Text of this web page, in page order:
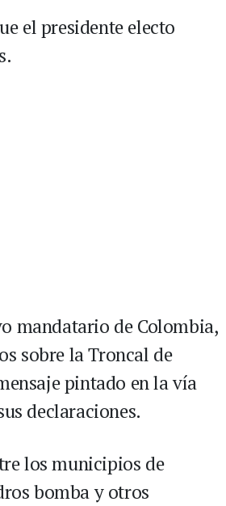
el presidente electo
mandatario de Colombia,
sobre la Troncal de
pintado en la vía
declaraciones.
los municipios de
bomba y otros